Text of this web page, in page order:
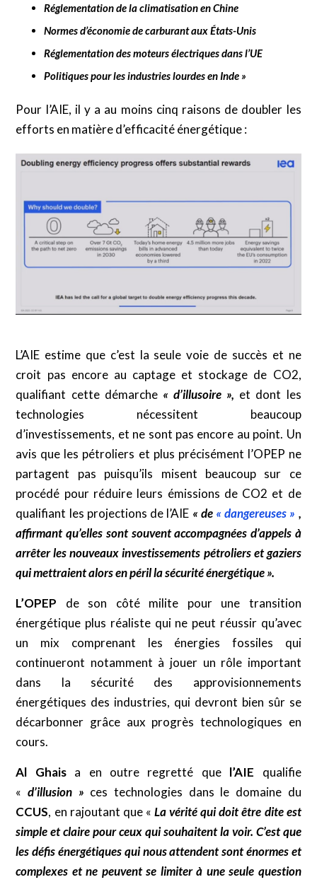
Réglementation de la climatisation en Chine
Normes d’économie de carburant aux États-Unis
Réglementation des moteurs électriques dans l’UE
Politiques pour les industries lourdes en Inde »
Pour l’AIE, il y a au moins cinq raisons de doubler les
efforts en matière d’efficacité énergétique :
L’AIE estime que c’est la seule voie de succès et ne
croit pas encore au captage et stockage de CO2,
qualifiant cette démarche « d’illusoire », et dont les
technologies nécessitent beaucoup
d’investissements, et ne sont pas encore au point. Un
avis que les pétroliers et plus précisément l’OPEP ne
partagent pas puisqu’ils misent beaucoup sur ce
procédé pour réduire leurs émissions de CO2 et de
qualifiant les projections de l’AIE « de « dangereuses » ,
affirmant qu’elles sont souvent accompagnées d’appels à
arrêter les nouveaux investissements pétroliers et gaziers
qui mettraient alors en péril la sécurité énergétique ».
L’OPEP de son côté milite pour une transition
énergétique plus réaliste qui ne peut réussir qu’avec
un mix comprenant les énergies fossiles qui
continueront notamment à jouer un rôle important
dans la sécurité des approvisionnements
énergétiques des industries, qui devront bien sûr se
décarbonner grâce aux progrès technologiques en
cours.
Al Ghaisa en outre regretté que l’AIE qualifie
«d’illusion » ces technologies dans le domaine du
CCUS, en rajoutant que « La vérité qui doit être dite est
simple et claire pour ceux qui souhaitent la voir. C’est que
les défis énergétiques qui nous attendent sont énormes et
complexes et ne peuvent se limiter à une seule question